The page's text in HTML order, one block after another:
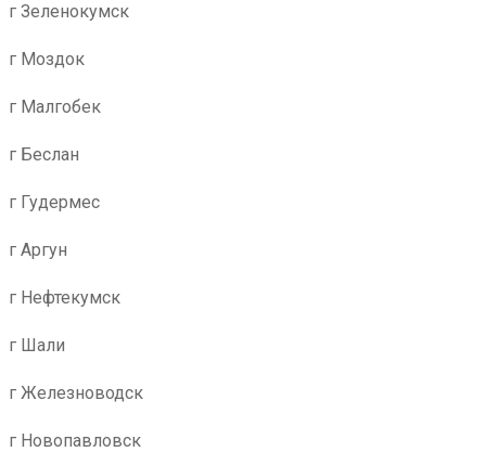
г Зеленокумск
г Моздок
г Малгобек
г Беслан
г Гудермес
г Аргун
г Нефтекумск
г Шали
г Железноводск
г Новопавловск